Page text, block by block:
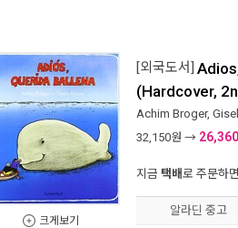
크게보기
[외국도서]
(Hardcover,
Achim Broger,
32,150원 →
지금 택배로 주문하면
알라딘 중고